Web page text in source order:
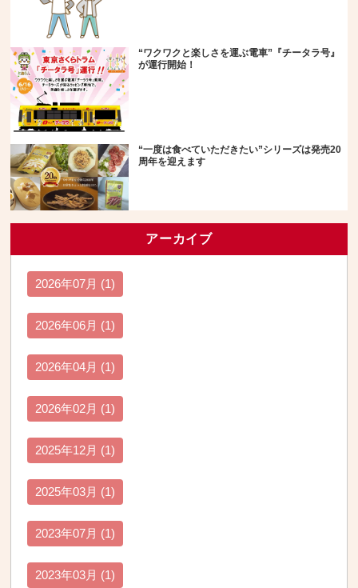
“ワクワクと楽しさを運ぶ電車”『チータラ号』
が運行開始！
“一度は食べていただきたい”シリーズは発売20
周年を迎えます
アーカイブ
2026年07月 (1)
2026年06月 (1)
2026年04月 (1)
2026年02月 (1)
2025年12月 (1)
2025年03月 (1)
2023年07月 (1)
2023年03月 (1)